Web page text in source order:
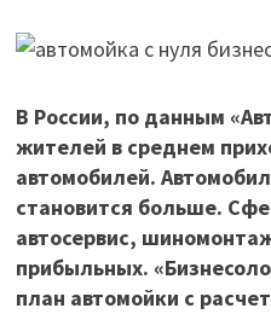
В России, по данным
жителей в среднем
автомобилей.
становится больше.
автосервис,
прибыльных.
план автомойки с